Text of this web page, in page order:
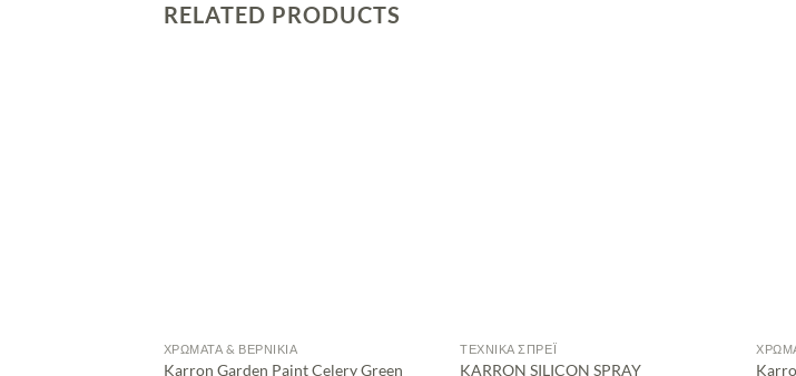
RELATED PRODUCTS
ΧΡΏΜΑΤΑ & ΒΕΡΝΊΚΙΑ
Karron Garden Paint Celery Green
ΤΕΧΝΙΚΆ ΣΠΡΈΙ
KARRON SILICON SPRAY